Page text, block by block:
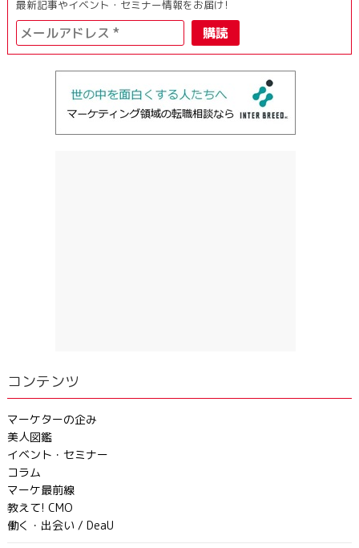
最新記事やイベント・セミナー情報をお届け!
コンテンツ
マーケターの企み
美人図鑑
イベント・セミナー
コラム
マーケ最前線
教えて! CMO
働く・出会い / DeaU